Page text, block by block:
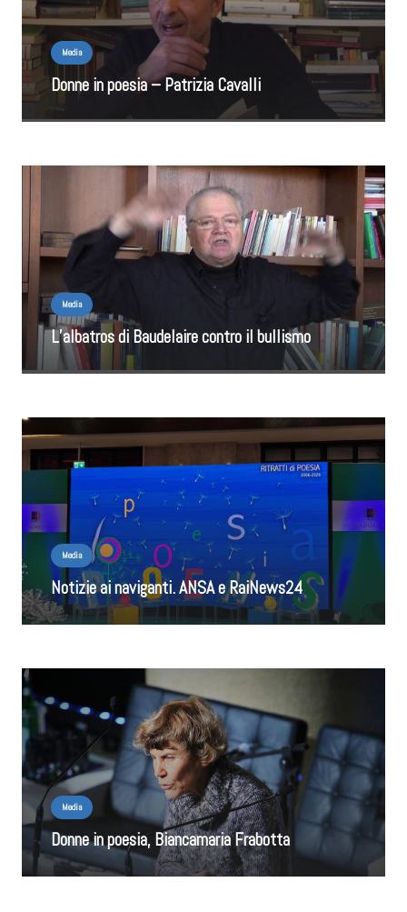
Media
Donne in poesia – Patrizia Cavalli
Media
L’albatros di Baudelaire contro il bullismo
Media
Notizie ai naviganti. ANSA e RaiNews24
Media
Donne in poesia, Biancamaria Frabotta